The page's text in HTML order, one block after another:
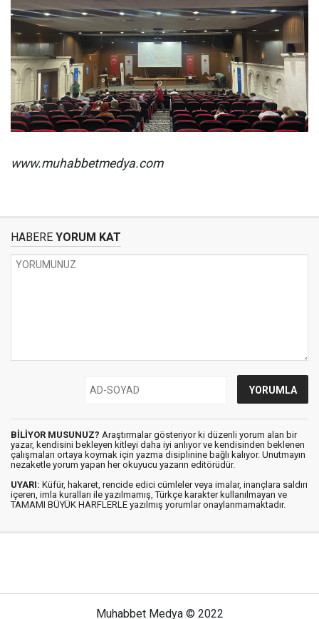
www.muhabbetmedya.com
HABERE YORUM KAT
BİLİYOR MUSUNUZ? Araştırmalar gösteriyor ki düzenli yorum alan bir
yazar, kendisini bekleyen kitleyi daha iyi anlıyor ve kendisinden beklenen
çalışmaları ortaya koymak için yazma disiplinine bağlı kalıyor. Unutmayın
nezaketle yorum yapan her okuyucu yazarın editörüdür.
UYARI: Küfür, hakaret, rencide edici cümleler veya imalar, inançlara saldırı
içeren, imla kuralları ile yazılmamış, Türkçe karakter kullanılmayan ve
TAMAMI BÜYÜK HARFLERLE yazılmış yorumlar onaylanmamaktadır.
Muhabbet Medya © 2022